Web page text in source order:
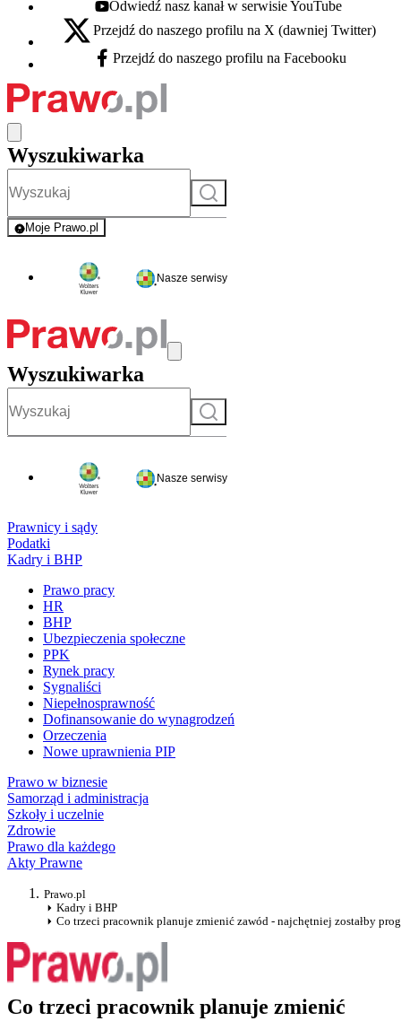
Youtube - otwiera się w nowej karcie
Odwiedź nasz kanał w serwisie YouTube
X - otwiera się w nowej karcie
Przejdź do naszego profilu na X (dawniej Twitter)
Facebook - otwiera się w nowej karcie
Przejdź do naszego profilu na Facebooku
Wyszukiwarka
Szukaj
Moje Prawo.pl
- rejestracja i logowanie do serwisu
Nasze serwisy
Wyszukiwarka
Szukaj
Nasze serwisy
Prawnicy i sądy
Podatki
Kadry i BHP
Prawo pracy
HR
BHP
Ubezpieczenia społeczne
PPK
Rynek pracy
Sygnaliści
Niepełnosprawność
Dofinansowanie do wynagrodzeń
Orzeczenia
Nowe uprawnienia PIP
Prawo w biznesie
Samorząd i administracja
Szkoły i uczelnie
Zdrowie
Prawo dla każdego
Akty Prawne
Prawo.pl
Kadry i BHP
Co trzeci pracownik planuje zmienić zawód - najchętniej zostałby
Co trzeci pracownik planuje zmienić